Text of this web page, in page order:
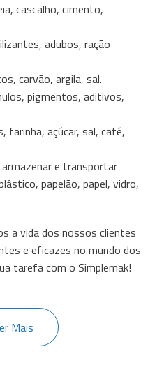
cascalho, cimento,
adubos, ração
carvão, argila, sal.
pigmentos, aditivos,
farinha, açúcar, sal, café,
e transportar
papelão, papel, vidro,
a vida dos nossos clientes
e eficazes no mundo dos
tarefa com o Simplemak!
Mais